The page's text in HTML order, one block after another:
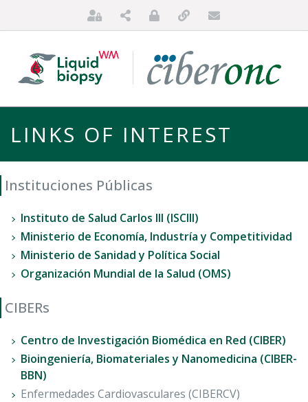
HOME
ABOUT US
FOR RESEARCHERS
ECOSYSTEM
EVENTS
CONTACT
LINKS OF INTEREST
Instituciones Públicas
Instituto de Salud Carlos III (ISCIII)
Ministerio de Economía, Industría y Competitividad
Ministerio de Sanidad y Política Social
Organización Mundial de la Salud (OMS)
CIBERs
Centro de Investigación Biomédica en Red (CIBER)
Bioingeniería, Biomateriales y Nanomedicina (CIBER-
BBN)
Enfermedades Cardiovasculares (CIBERCV)